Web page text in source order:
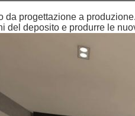
da progettazione a
del deposito e produrre le